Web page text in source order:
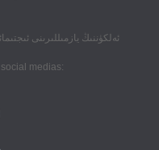
ئەلكۈننىڭ يازمىللىرىنى
:Follow Aziz Isa Elkun on social medias